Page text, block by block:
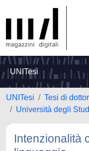
UNITesi
UNITesi
Tesi di
Università degli
Intenzionalità